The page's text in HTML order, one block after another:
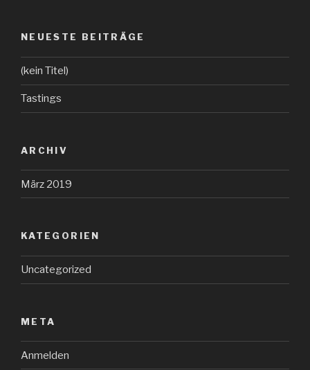
NEUESTE BEITRÄGE
(kein Titel)
Tastings
ARCHIV
März 2019
KATEGORIEN
Uncategorized
META
Anmelden